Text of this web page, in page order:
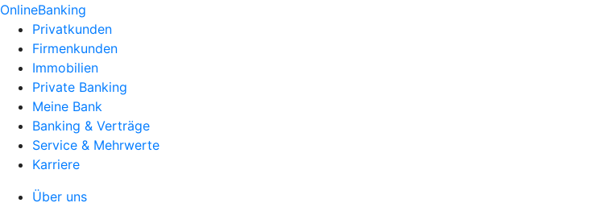
OnlineBanking
Privatkunden
Firmenkunden
Immobilien
Private Banking
Meine Bank
Banking & Verträge
Service & Mehrwerte
Karriere
Über uns